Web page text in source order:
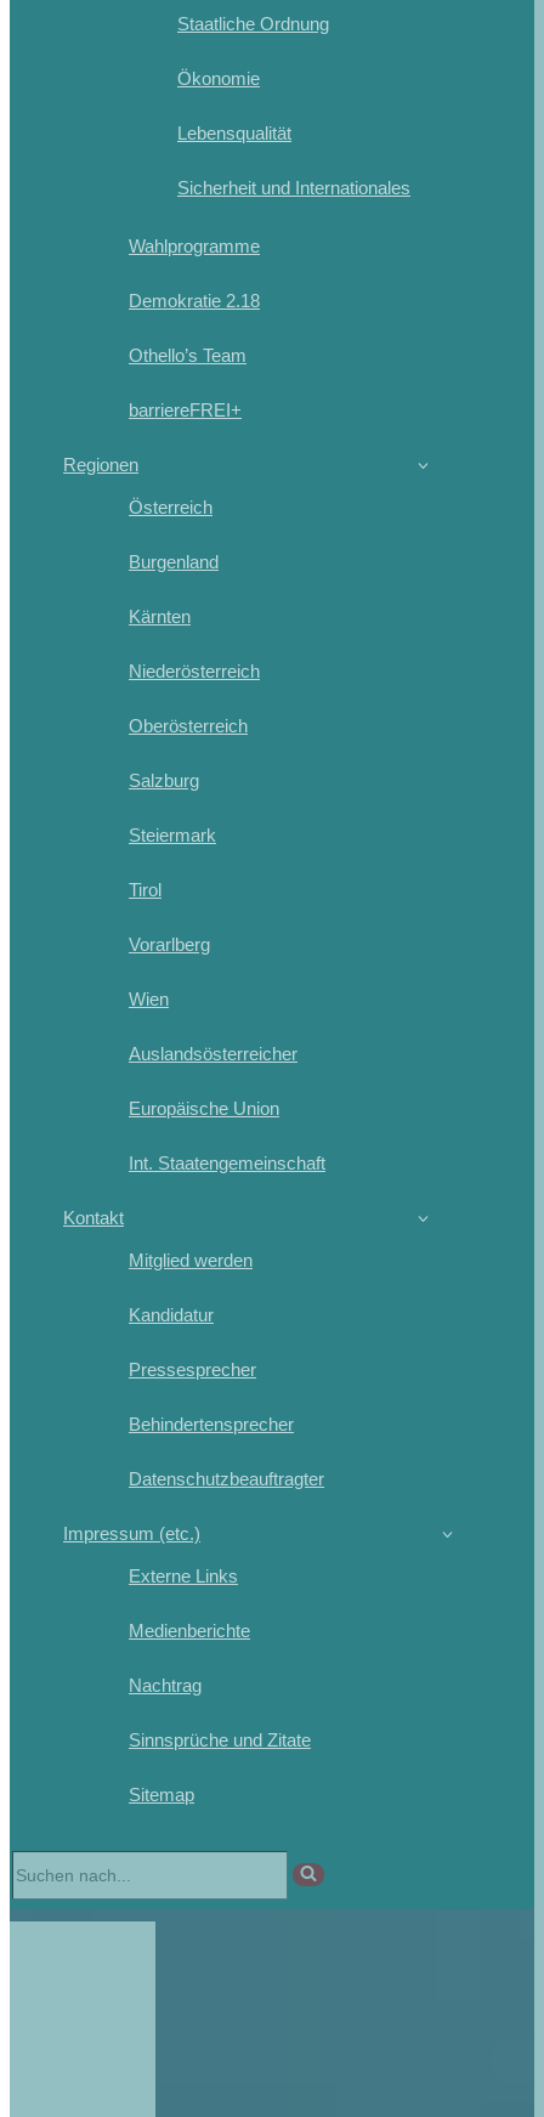
Staatliche Ordnung
Ökonomie
Lebensqualität
Sicherheit und Internationales
Wahlprogramme
Demokratie 2.18
Othello’s Team
barriereFREI+
Regionen
Österreich
Burgenland
Kärnten
Niederösterreich
Oberösterreich
Salzburg
Steiermark
Tirol
Vorarlberg
Wien
Auslandsösterreicher
Europäische Union
Int. Staatengemeinschaft
Kontakt
Mitglied werden
Kandidatur
Pressesprecher
Behindertensprecher
Datenschutzbeauftragter
Impressum (etc.)
Externe Links
Medienberichte
Nachtrag
Sinnsprüche und Zitate
Sitemap